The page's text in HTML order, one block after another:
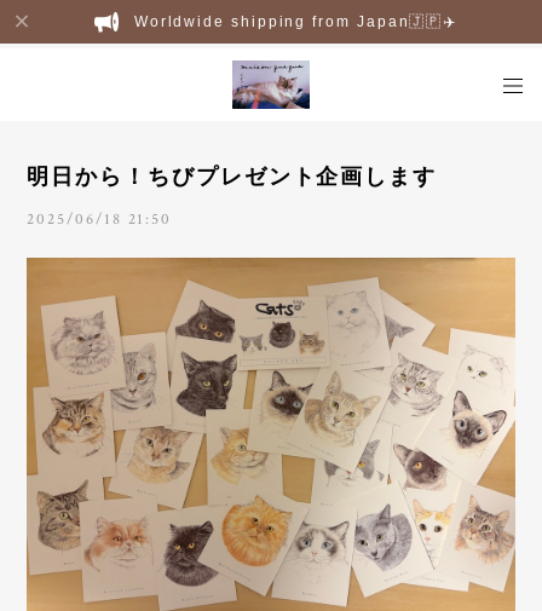
Worldwide shipping from Japan🇯🇵✈️
明日から！ちびプレゼント企画します
2025/06/18 21:50